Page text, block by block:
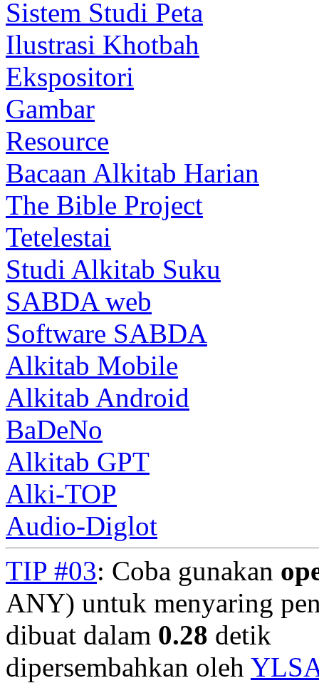
Sistem Studi Peta
Ilustrasi Khotbah
Ekspositori
Gambar
Resource
Bacaan Alkitab Harian
The Bible Project
Tetelestai
Studi Alkitab Suku
SABDA web
Software SABDA
Alkitab Mobile
Alkitab Android
BaDeNo
Alkitab GPT
Alki-TOP
Audio-Diglot
TIP #03: Coba gunakan
ANY) untuk menyaring
dibuat dalam 0.28 detik
dipersembahkan oleh